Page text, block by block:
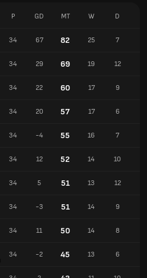
P GD MT W D
34 67 82 25 7
34 29 69 19 12
34 22 60 17 9
34 20 57 17 6
34 -4 55 16 7
34 12 52 14 10
34 5 51 13 12
34 -3 51 14 9
34 11 50 14 8
34 -2 45 13 6